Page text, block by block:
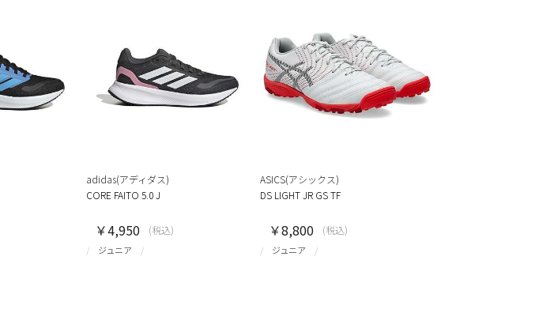
adidas(アディダス)
CORE FAITO 5.0 J
ジュニア
￥4,950 (税込)
ASICS(アシックス)
DS LIGHT JR GS TF
ジュニア
￥8,800 (税込)